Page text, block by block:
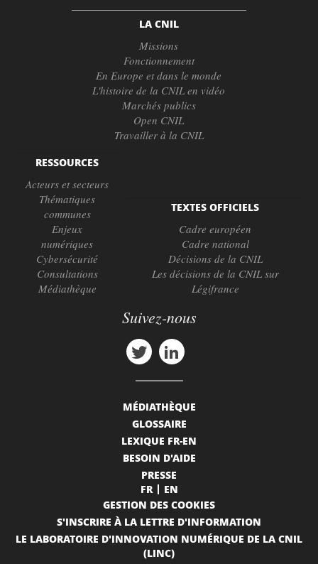
LA CNIL
Missions
Fonctionnement
En Europe et dans le monde
L'histoire de la CNIL en vidéo
Marchés publics
Open CNIL
Travailler à la CNIL
RESSOURCES
Acteurs et secteurs
Thématiques
communes
Enjeux
numériques
Cybersécurité
Consultations
Médiathèque
TEXTES OFFICIELS
Cadre européen
Cadre national
Décisions de la CNIL
Les décisions de la CNIL sur
Légifrance
Suivez-nous
MÉDIATHÈQUE
GLOSSAIRE
LEXIQUE FR-EN
BESOIN D'AIDE
PRESSE
FR
EN
GESTION DES COOKIES
S'INSCRIRE À LA LETTRE D'INFORMATION
LE LABORATOIRE D'INNOVATION NUMÉRIQUE DE LA CNIL
(LINC)